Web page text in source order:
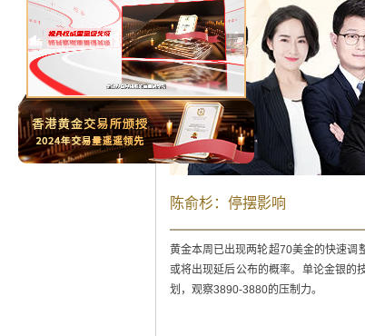
陈俞杉：停摆影响
黄金本周已出现两轮超70美金的快速调
或将出现延后公布的概率。单论金银的
划，观察3890-3880的压制力。